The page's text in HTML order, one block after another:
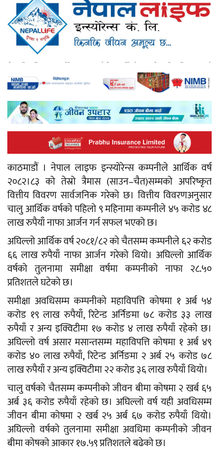
काठमाडौं । नेपाल लाइफ इन्स्योरेन्स कम्पनीले आर्थिक वर्ष
२०८२।८३ को तेस्रो त्रैमास (साउन–चैत)सम्मको अपरिष्कृत
वित्तीय विवरण सार्वजनिक गरेको छ। वित्तीय विवरणअनुसार
चालु आर्थिक वर्षको पहिलो ९ महिनामा कम्पनीले ४५ करोड ४८
लाख रुपैयाँ नाफा आर्जन गर्न सफल भएको छ।
अघिल्लो आर्थिक वर्ष २०८१/८२ को चैतसम्म कम्पनीले ६२ करोड
६६ लाख रुपैयाँ नाफा आर्जन गरेको थियो। अघिल्लो आर्थिक
वर्षको तुलनामा समीक्षा वर्षमा कम्पनीको नाफा २८.५०
प्रतिशतले घटेको छ।
समीक्षा अवधिसम्म कम्पनीको महाविपत्ति कोषमा १ अर्ब ५४
करोड १९ लाख रुपैयाँ, रिटेन्ड अर्निङमा ७८ करोड ३३ लाख
रुपैयाँ र अन्य इक्विटीमा १७ करोड ४ लाख रुपैयाँ रहेको छ।
अघिल्लो वर्ष असार मसान्तसम्म महाविपत्ति कोषमा १ अर्ब ४९
करोड ४० लाख रुपैयाँ, रिटेन्ड अर्निङमा २ अर्ब २५ करोड ७८
लाख रुपैयाँ र अन्य इक्विटीमा २२ करोड ३६ लाख रुपैयाँ थियो।
चालु वर्षको चैतसम्म कम्पनीको जीवन बीमा कोषमा २ खर्ब ६५
अर्ब ३६ करोड रुपैयाँ रहेको छ। अघिल्लो वर्ष यही अवधिसम्म
जीवन बीमा कोषमा २ खर्ब २५ अर्ब ६७ करोड रुपैयाँ थियो।
अघिल्लो वर्षको तुलनामा समीक्षा अवधिमा कम्पनीको जीवन
बीमा कोषको आकार १७.५९ प्रतिशतले बढेको छ।